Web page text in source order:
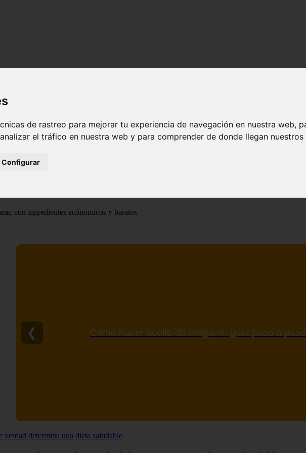
de rastreo para mejorar tu experiencia de navegación en nuestra web,
el tráfico en nuestra web y para comprender de donde llegan nuestros
Configurar
con ingredientes ecónomicos y baratos
Contraindicaciones del espino amarillo: conocelas
❮